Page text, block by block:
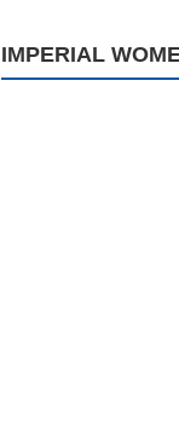
IMPERIAL